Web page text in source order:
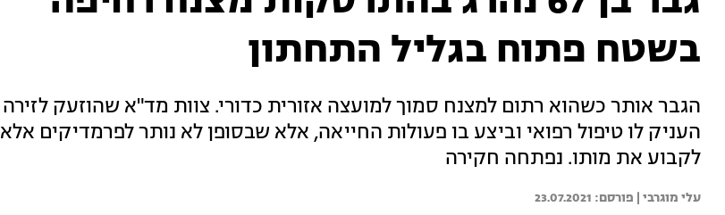
בשטח פתוח בגליל התחתון
הגבר אותר כשהוא רתום למצנח סמוך למועצה אזורית כדורי. צוות מד"א שהוזעק לזירה
העניק לו טיפול רפואי וביצע בו פעולות החייאה, אלא שבסופן לא נותר לפרמדיקים אלא
לקבוע את מותו. נפתחה חקירה
עלי מוגרבי | 23.07.2021